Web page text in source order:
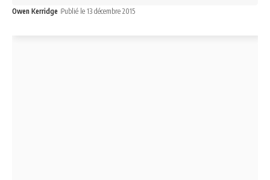
Owen Kerridge Publié le 13 décembre 2015